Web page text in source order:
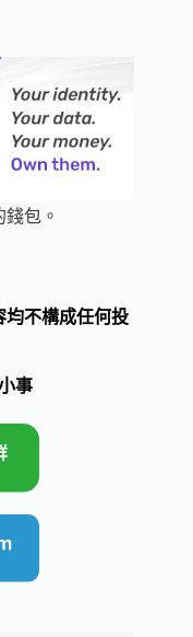
包。
均不構成任何投
事